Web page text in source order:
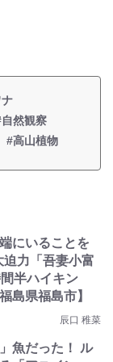
然観察
#高山植物
にいることを
力「吾妻小富
半ハイキン
島県福島市】
辰口 稚菜
魚だった！ ル